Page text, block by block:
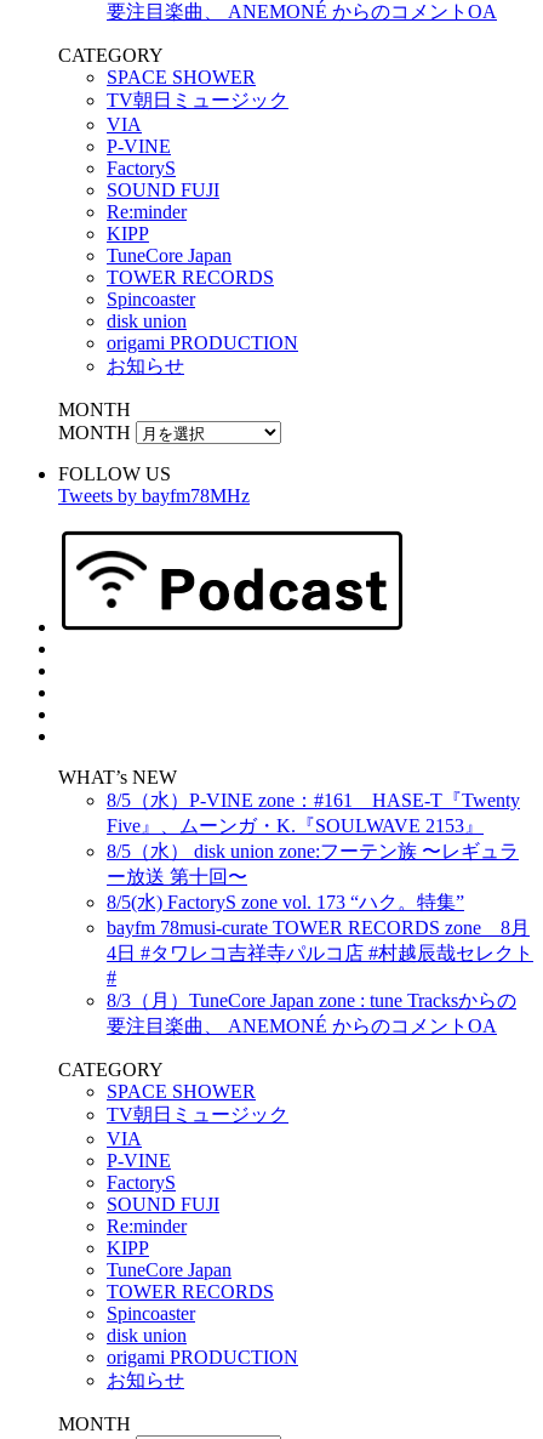
要注目楽曲、 ANEMONÉ からのコメントOA
CATEGORY
SPACE SHOWER
TV朝日ミュージック
VIA
P-VINE
FactoryS
SOUND FUJI
Re:minder
KIPP
TuneCore Japan
TOWER RECORDS
Spincoaster
disk union
origami PRODUCTION
お知らせ
MONTH
MONTH
FOLLOW US
Tweets by bayfm78MHz
WHAT’s NEW
8/5（水）P-VINE zone：#161 HASE-T『Twenty
Five』、ムーンガ・K.『SOULWAVE 2153』
8/5（水） disk union zone:フーテン族 〜レギュラ
ー放送 第十回〜
8/5(水) FactoryS zone vol. 173 “ハク。特集”
bayfm 78musi-curate TOWER RECORDS zone 8月
4日 #タワレコ吉祥寺パルコ店 #村越辰哉セレクト
#
8/3（月）TuneCore Japan zone : tune Tracksからの
要注目楽曲、 ANEMONÉ からのコメントOA
CATEGORY
SPACE SHOWER
TV朝日ミュージック
VIA
P-VINE
FactoryS
SOUND FUJI
Re:minder
KIPP
TuneCore Japan
TOWER RECORDS
Spincoaster
disk union
origami PRODUCTION
お知らせ
MONTH